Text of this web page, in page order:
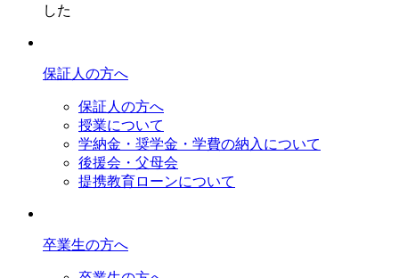
した
保証人の方へ
保証人の方へ
授業について
学納金・奨学金・学費の納入について
後援会・父母会
提携教育ローンについて
卒業生の方へ